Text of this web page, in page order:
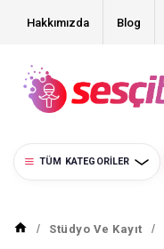
Hakkımızda Blog
TÜM KATEGORILER
Stüdyo Ve Kayıt